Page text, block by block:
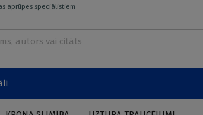
aprūpes speciālistiem